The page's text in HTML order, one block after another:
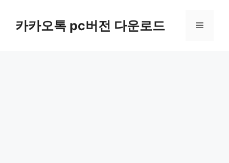
카카오톡 pc버전 다운로드 메